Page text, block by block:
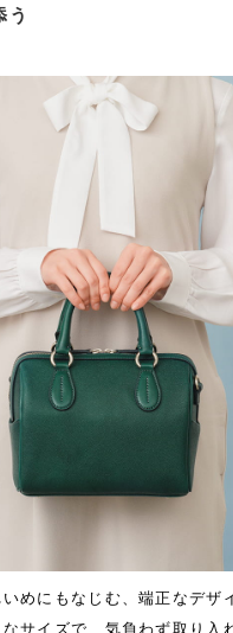
う
めにもなじむ、端正なデザ
サイズで、気負わず取り入